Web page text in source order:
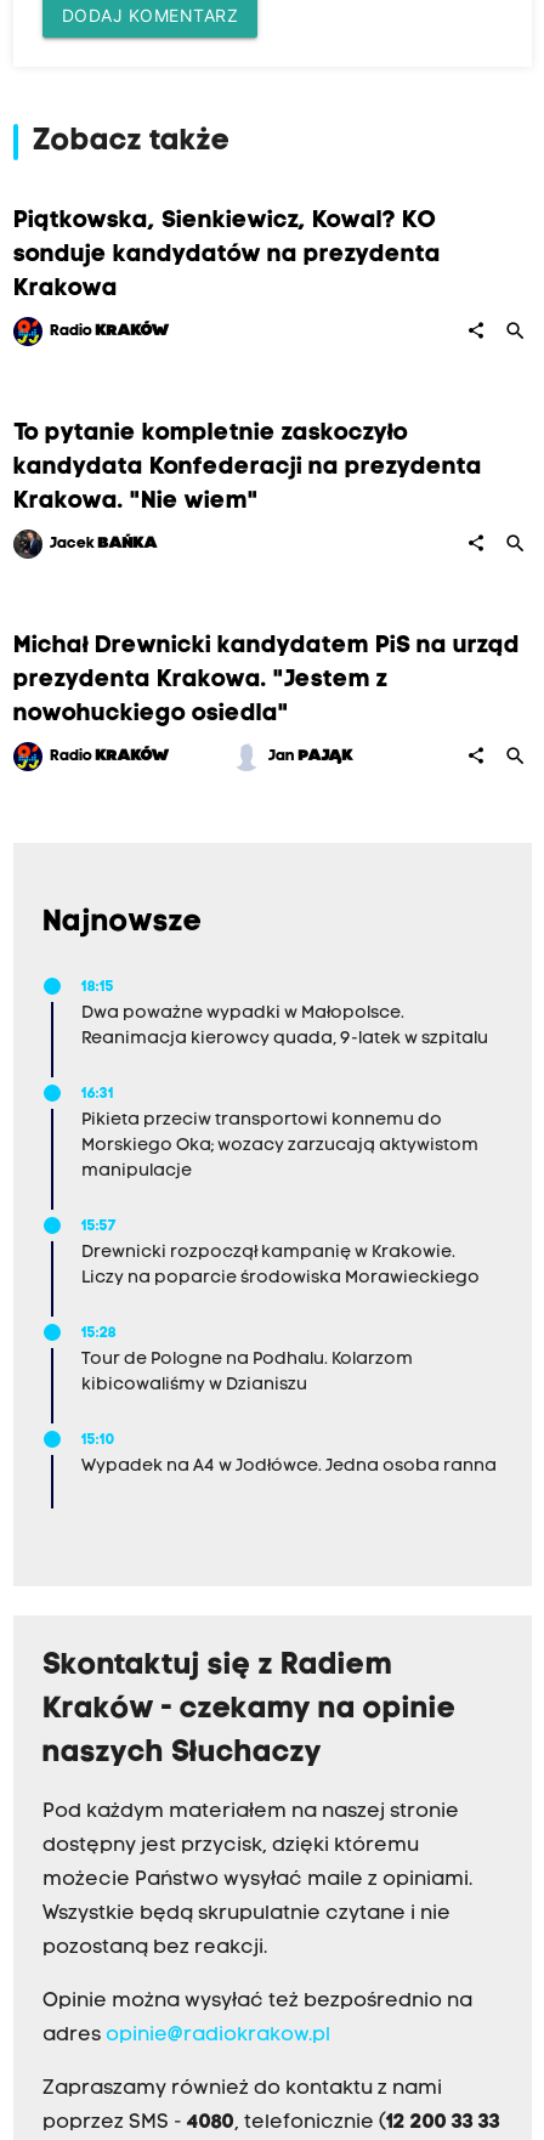
DODAJ KOMENTARZ
Zobacz także
Piątkowska, Sienkiewicz, Kowal? KO
sonduje kandydatów na prezydenta
Krakowa
Radio KRAKÓW share search
To pytanie kompletnie zaskoczyło
kandydata Konfederacji na prezydenta
Krakowa. "Nie wiem"
Jacek BAŃKA share search
Michał Drewnicki kandydatem PiS na urząd
prezydenta Krakowa. "Jestem z
nowohuckiego osiedla"
Radio KRAKÓW Jan PAJĄK share search
Najnowsze
18:15
Dwa poważne wypadki w Małopolsce.
Reanimacja kierowcy quada, 9-latek w szpitalu
16:31
Pikieta przeciw transportowi konnemu do
Morskiego Oka; wozacy zarzucają aktywistom
manipulacje
15:57
Drewnicki rozpoczął kampanię w Krakowie.
Liczy na poparcie środowiska Morawieckiego
15:28
Tour de Pologne na Podhalu. Kolarzom
kibicowaliśmy w Dzianiszu
15:10
Wypadek na A4 w Jodłówce. Jedna osoba ranna
Skontaktuj się z Radiem
Kraków - czekamy na opinie
naszych Słuchaczy
Pod każdym materiałem na naszej stronie
dostępny jest przycisk, dzięki któremu
możecie Państwo wysyłać maile z opiniami.
Wszystkie będą skrupulatnie czytane i nie
pozostaną bez reakcji.
Opinie można wysyłać też bezpośrednio na
adres opinie@radiokrakow.pl
Zapraszamy również do kontaktu z nami
poprzez SMS - 4080, telefonicznie (12 200 33 33